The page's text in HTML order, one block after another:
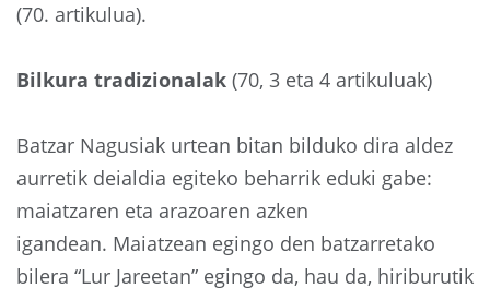
(70. artikulua).
Bilkura tradizionalak (70, 3 eta 4 artikuluak)
Batzar Nagusiak urtean bitan bilduko dira aldez
aurretik deialdia egiteko beharrik eduki gabe:
maiatzaren eta arazoaren azken
igandean. Maiatzean egingo den batzarretako
bilera “Lur Jareetan” egingo da, hau da, hiriburutik